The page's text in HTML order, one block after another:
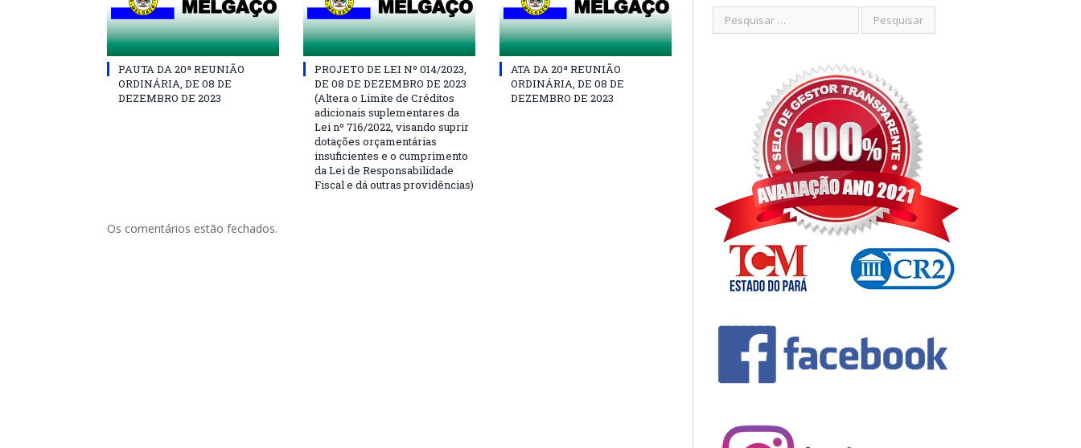
PAUTA DA 20ª REUNIÃO
ORDINÁRIA, DE 08 DE
DEZEMBRO DE 2023
PROJETO DE LEI Nº 014/2023,
DE 08 DE DEZEMBRO DE 2023
(Altera o Limite de Créditos
adicionais suplementares da
Lei nº 716/2022, visando suprir
dotações orçamentárias
insuficientes e o cumprimento
da Lei de Responsabilidade
Fiscal e dá outras providências)
ATA DA 20ª REUNIÃO
ORDINÁRIA, DE 08 DE
DEZEMBRO DE 2023
Os comentários estão fechados.